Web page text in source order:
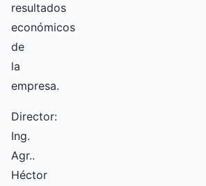
resultados
económicos
de
la
empresa.
Director:
Ing.
Agr..
Héctor